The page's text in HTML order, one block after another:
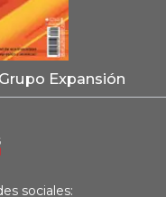
Expansión
sociales: